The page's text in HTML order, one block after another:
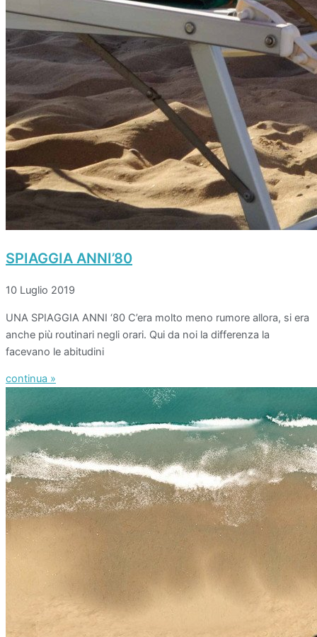
SPIAGGIA ANNI’80
10 Luglio 2019
UNA SPIAGGIA ANNI ‘80 C’era molto meno rumore allora, si era
anche più routinari negli orari. Qui da noi la differenza la
facevano le abitudini
continua »